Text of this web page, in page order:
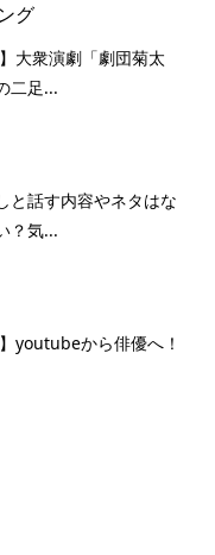
グ
大衆演劇「劇団菊太
二足...
と話す内容やネタはな
？気...
youtubeから俳優へ！